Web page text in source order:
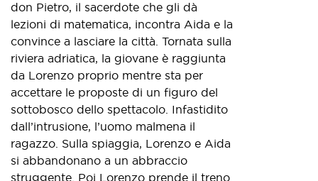
don Pietro, il sacerdote che gli dà
lezioni di matematica, incontra Aida e la
convince a lasciare la città. Tornata sulla
riviera adriatica, la giovane è raggiunta
da Lorenzo proprio mentre sta per
accettare le proposte di un figuro del
sottobosco dello spettacolo. Infastidito
dall’intrusione, l’uomo malmena il
ragazzo. Sulla spiaggia, Lorenzo e Aida
si abbandonano a un abbraccio
struggente. Poi Lorenzo prende il treno